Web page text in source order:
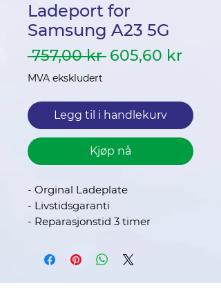
Ladeport for
Samsung A23 5G
757,00 kr Vanlig
605,60 kr
MVA ekskludert
Legg til i handlekurv
Kjøp nå
- Orginal Ladeplate
- Livstidsgaranti
- Reparasjonstid 3 timer